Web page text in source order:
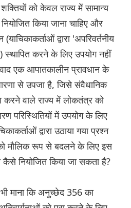
को केवल राज्य में सामान्य
किया जाना चाहिए और
द्वारा 'अपरिवर्तनीय
स्थापित करने के लिए उपयोग नहीं
एक आपातकालीन प्रावधान के
से उपजा है, जिसे संवैधानिक
करने वाले राज्य में लोकतंत्र को
परिस्थितियों में उपयोग के लिए
द्वारा उठाया गया प्रश्न
मौलिक रूप से बदलने के लिए इस
कैसे नियोजित किया जा सकता है?
माना कि अनुच्छेद 356 का